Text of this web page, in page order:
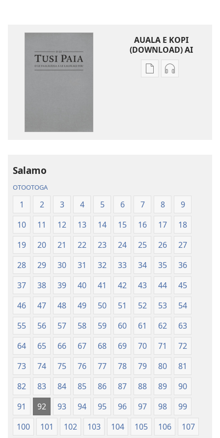
AUALA E KOPI
(DOWNLOAD) AI
Vaega
le
Faaliliuga
a
le
Lalolagi
Fou
(Toe
teuteuina
2013)
Filifili
Faaliliuga
le
Lalolagi
Fou
(Toe
teuteuina
i
2013)
Salamo
OTOOTOGA
1 2 3 4 5 6 7 8
9
10
11 12 13 14 15 16 17
18
19
20 21 22 23 24 25 26
27
28
29 30 31 32 33 34 35
36
37
38 39 40 41 42 43 44
45
46
47 48 49 50 51 52 53
54
55
56 57 58 59 60 61 62
63
64
65 66 67 68 69 70 71
72
73
74 75 76 77 78 79 80
81
82
83 84 85 86 87 88 89
90
91
92 93 94 95 96 97 98
99
100
101 102 103 104 105 106
107